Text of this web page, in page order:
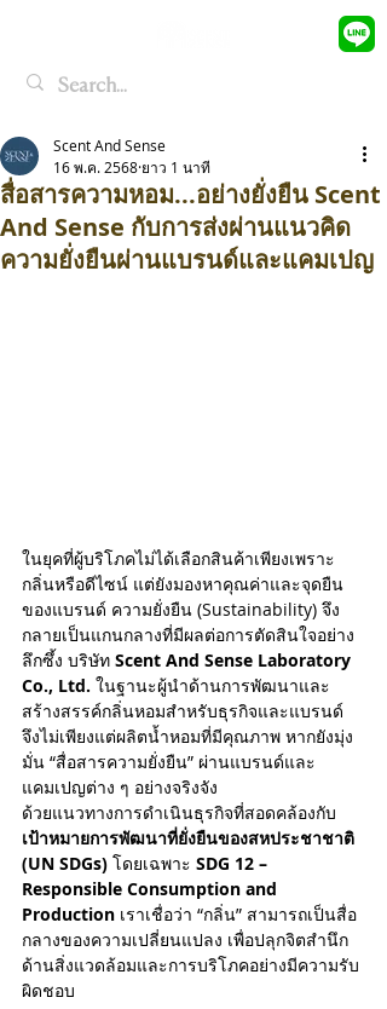
Archive
มิถุนายน 2568 (5)5 กระทู้
พฤษภาคม 2568 (32)32 กระทู้
เมษายน 2568
4 กระทู้
มีนาคม 2568 (1) 1 กระทู้
กุมภาพันธ์ 2568 (2)2 กระทู้
มกราคม 2568(4)4 กระทู้
ธันวาคม 2567
สื่อสารความหอม...อย่างยั่งยืน Scent
And Sense กับการส่งผ่านแนวคิด
ความยั่งยืนผ่านแบรนด์และแคมเปญ
Scent And Sense
16 พ.ค. 2568 ยาว 1 นาที
ในยุคที่ผู้บริโภคไม่ได้เลือกสินค้าเพียงเพราะ
กลิ่นหรือดีไซน์ แต่ยังมองหาคุณค่าและจุดยืน
ของแบรนด์ ความยั่งยืน (Sustainability) จึง
กลายเป็นแกนกลางที่มีผลต่อการตัดสินใจอย่าง
ลึกซึ้ง บริษัท Scent And Sense Laboratory
Co., Ltd. ในฐานะผู้นำด้านการพัฒนาและ
สร้างสรรค์กลิ่นหอมสำหรับธุรกิจและแบรนด์
จึงไม่เพียงแต่ผลิตน้ำหอมที่มีคุณภาพ หากยังมุ่ง
มั่น “สื่อสารความยั่งยืน” ผ่านแบรนด์และ
แคมเปญต่าง ๆ อย่างจริงจัง
ด้วยแนวทางการดำเนินธุรกิจที่สอดคล้องกับ
เป้าหมายการพัฒนาที่ยั่งยืนของสหประชาชาติ
(UN SDGs) โดยเฉพาะ SDG 12 –
Responsible Consumption and
Production เราเชื่อว่า “กลิ่น” สามารถเป็นสื่อ
กลางของความเปลี่ยนแปลง เพื่อปลุกจิตสำนึก
ด้านสิ่งแวดล้อมและการบริโภคอย่างมีความรับ
ผิดชอบ